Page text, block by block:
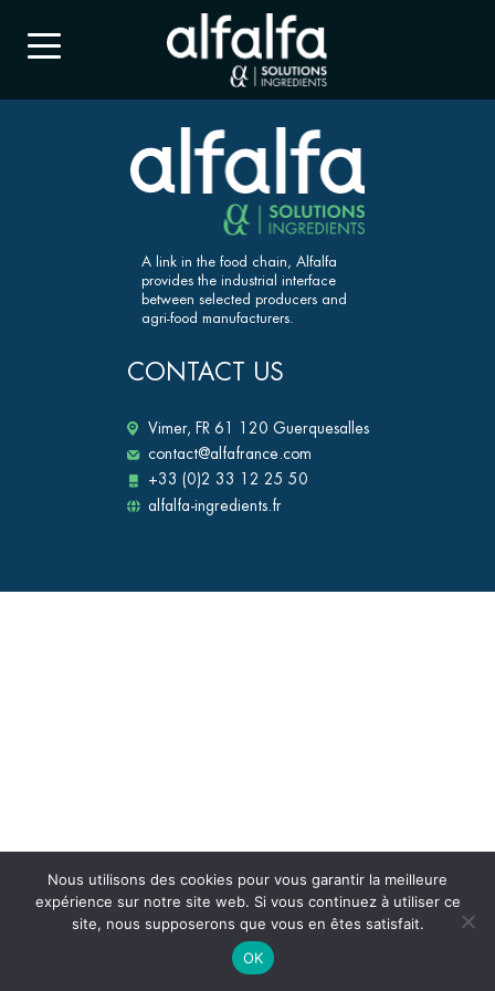
A link in the food chain, Alfalfa
provides the industrial interface
between selected producers and
agri-food manufacturers.
CONTACT US
Vimer, FR 61 120 Guerquesalles
contact@alfafrance.com
+33 (0)2 33 12 25 50
alfalfa-ingredients.fr
Nous utilisons des cookies pour vous garantir la meilleure
expérience sur notre site web. Si vous continuez à utiliser ce
site, nous supposerons que vous en êtes satisfait.
OK